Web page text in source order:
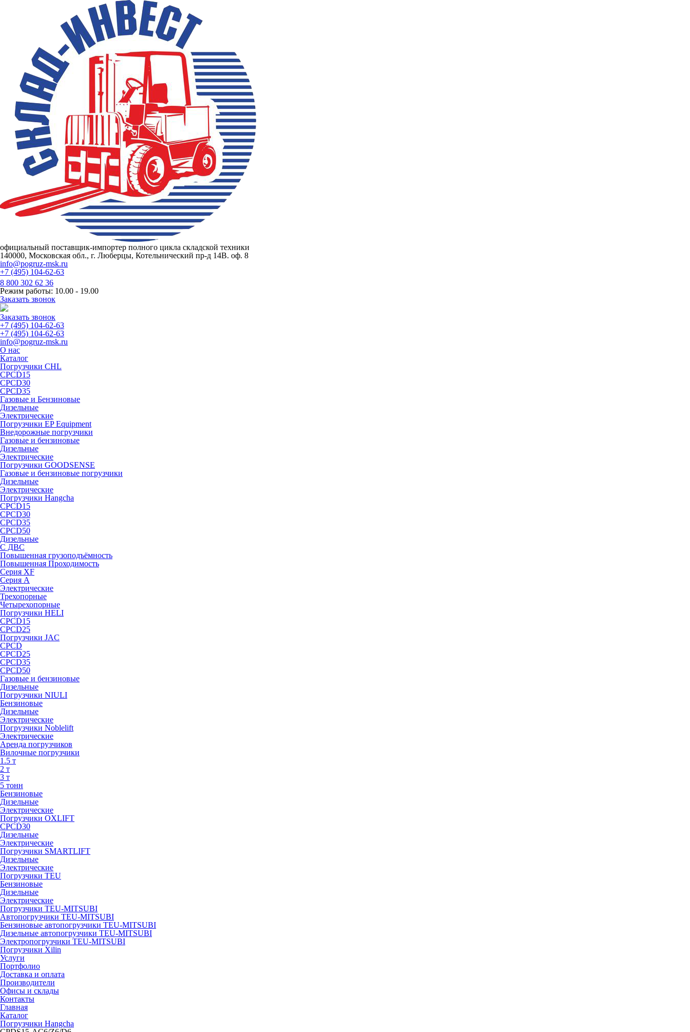
официальный поставщик-импортер полного цикла складской техники
140000, Московская обл., г. Люберцы, Котельнический пр-д 14В. оф. 8
info@pogruz-msk.ru
+7 (495) 104-62-63
8 800 302 62 36
Режим работы: 10.00 - 19.00
Заказать звонок
Заказать звонок
+7 (495) 104-62-63
+7 (495) 104-62-63
info@pogruz-msk.ru
О нас
Каталог
Погрузчики CHL
CPCD15
CPCD30
CPCD35
Газовые и Бензиновые
Дизельные
Электрические
Погрузчики EP Equipment
Внедорожные погрузчики
Газовые и бензиновые
Дизельные
Электрические
Погрузчики GOODSENSE
Газовые и бензиновые погрузчики
Дизельные
Электрические
Погрузчики Hangcha
CPCD15
CPCD30
CPCD35
CPCD50
Дизельные
С ДВС
Повышенная грузоподъёмность
Повышенная Проходимость
Серия XF
Серия А
Электрические
Трехопорные
Четырехопорные
Погрузчики HELI
CPCD15
CPCD25
Погрузчики JAC
CPCD
CPCD25
CPCD35
CPCD50
Газовые и бензиновые
Дизельные
Погрузчики NIULI
Бензиновые
Дизельные
Электрические
Погрузчики Noblelift
Электрические
Аренда погрузчиков
Вилочные погрузчики
1.5 т
2 т
3 т
5 тонн
Бензиновые
Дизельные
Электрические
Погрузчики OXLIFT
CPCD30
Дизельные
Электрические
Погрузчики SMARTLIFT
Дизельные
Электрические
Погрузчики TEU
Бензиновые
Дизельные
Электрические
Погрузчики TEU-MITSUBI
Автопогрузчики TEU-MITSUBI
Бензиновые автопогрузчики TEU-MITSUBI
Дизельные автопогрузчики TEU-MITSUBI
Электропогрузчики TEU-MITSUBI
Погрузчики Xilin
Услуги
Портфолио
Доставка и оплата
Производители
Офисы и склады
Контакты
Главная
Каталог
Погрузчики Hangcha